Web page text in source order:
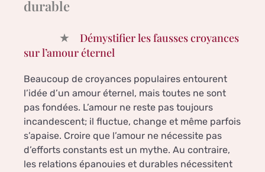
durable
Démystifier les fausses croyances
sur l’amour éternel
Beaucoup de croyances populaires entourent
l’idée d’un amour éternel, mais toutes ne sont
pas fondées. L’amour ne reste pas toujours
incandescent; il fluctue, change et même parfois
s’apaise. Croire que l’amour ne nécessite pas
d’efforts constants est un mythe. Au contraire,
les relations épanouies et durables nécessitent